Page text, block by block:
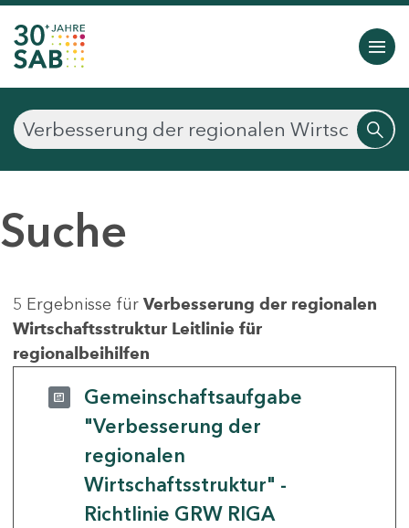
Suche
5 Ergebnisse für Verbesserung der regionalen
Wirtschaftsstruktur Leitlinie für
regionalbeihilfen
Gemeinschaftsaufgabe
"Verbesserung der
regionalen
Wirtschaftsstruktur" -
Richtlinie GRW RIGA